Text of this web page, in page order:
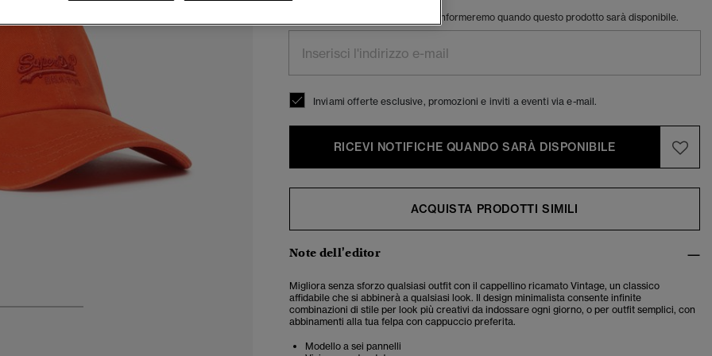
Inserisci il tuo indirizzo e-mail e ti informeremo quando questo prodotto sarà disponibile.
Inviami offerte esclusive, promozioni e inviti a eventi via e-mail.
RICEVI NOTIFICHE QUANDO SARÀ DISPONIBILE
ACQUISTA PRODOTTI SIMILI
Note dell'editor
Migliora senza sforzo qualsiasi outfit con il cappellino ricamato Vintage, un classico
affidabile che si abbinerà a qualsiasi look. Il design minimalista consente infinite
combinazioni di stile per look più creativi da indossare ogni giorno, o per outfit semplici, con
abbinamenti alla tua felpa con cappuccio preferita.
Modello a sei pannelli